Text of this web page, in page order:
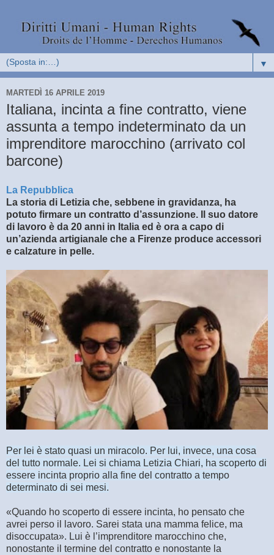
▼
MARTEDÌ 16 APRILE 2019
Italiana, incinta a fine contratto, viene
assunta a tempo indeterminato da un
imprenditore marocchino (arrivato col
barcone)
La Repubblica
La storia di Letizia che, sebbene in gravidanza, ha
potuto firmare un contratto d’assunzione. Il suo datore
di lavoro è da 20 anni in Italia ed è ora a capo di
un’azienda artigianale che a Firenze produce accessori
e calzature in pelle.
Per lei è stato quasi un miracolo. Per lui, invece, una cosa
del tutto normale. Lei si chiama Letizia Chiari, ha scoperto di
essere incinta proprio alla fine del contratto a tempo
determinato di sei mesi.
«Quando ho scoperto di essere incinta, ho pensato che
avrei perso il lavoro. Sarei stata una mamma felice, ma
disoccupata». Lui è l’imprenditore marocchino che,
nonostante il termine del contratto e nonostante la